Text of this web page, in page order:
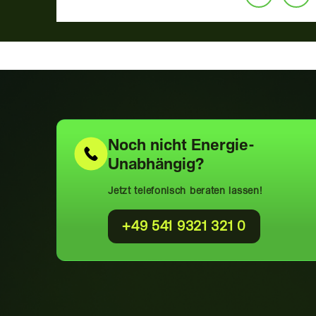
Noch nicht Energie-
Unabhängig?
Jetzt telefonisch beraten lassen!
+49 541 9321 321 0